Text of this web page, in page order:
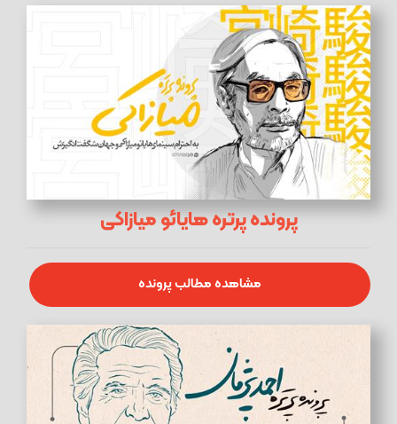
پرونده پرتره هایائو میازاکی
مشاهده مطالب پرونده